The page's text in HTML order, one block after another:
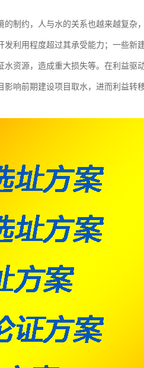
制约，人与水的关系也越来越复杂
利用程度超过其承受能力；一些新
资源，造成重大损失等。在利益驱
响前期建设项目取水，进而利益转